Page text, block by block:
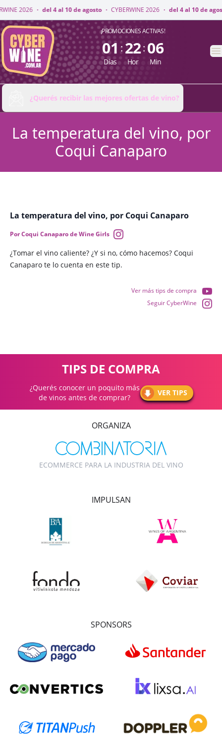
2026 · del 4 al 10 de agosto · CYBERWINE 2026 · del 4 al 10 de
CyberWine ¡PROMOCIONES ACTIVAS!
01
Días
: 22
Hor
: 06
Min
¿Querés recibir las mejores ofertas de vino?
La temperatura del vino, por
Coqui Canaparo
La temperatura del vino, por Coqui Canaparo
Por Coqui Canaparo de Wine Girls
¿Tomar el vino caliente? ¿Y si no, cómo hacemos? Coqui
Canaparo te lo cuenta en este tip.
Ver más tips de compra
Seguir CyberWine
TIPS DE COMPRA
¿Querés conocer un poquito más
de vinos antes de comprar?
VER TIPS
ORGANIZA
ECOMMERCE PARA LA INDUSTRIA DEL VINO
IMPULSAN
SPONSORS